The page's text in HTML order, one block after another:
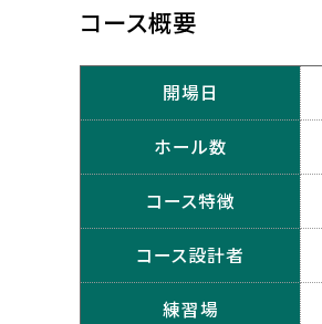
コース概要
開場日
ホール数
コース特徴
コース設計者
練習場